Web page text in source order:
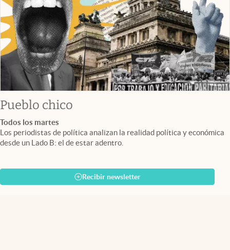
Pueblo chico
Todos los martes
Los periodistas de política analizan la realidad política y económica
desde un Lado B: el de estar adentro.
Recibir newsletter